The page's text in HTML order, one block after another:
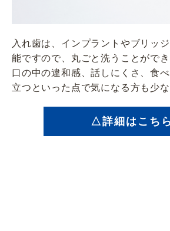
入れ歯は、インプラントやブリッ
能ですので、丸ごと洗うことがで
口の中の違和感、話しにくさ、食
立つといった点で気になる方も少な
△詳細はこちら